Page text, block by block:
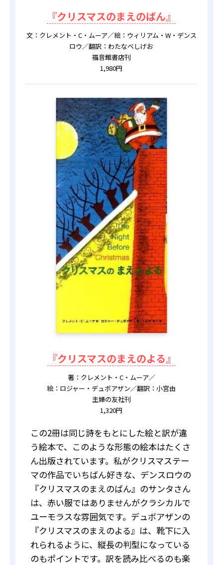
『クリスマスのまえのばん』
文：クレメント・C・ムーア／絵：ウィリアム・W・デンス
ロウ／翻訳：わたなべしげお
福音館書店刊
1,980円
『クリスマスのまえのよる』
著：クレメント・C・ムーア／
絵：ロジャー・デュボアザン／翻訳：小宮由
主婦の友社刊
1,320円
この2冊は同じ詩をもとにした絵と訳が違
う絵本で、このような形態の絵本はたくさ
ん出版されています。私がクリスマステー
マの作品でいちばん好きな、デンスロウの
『クリスマスのまえのばん』のサンタさん
は、赤い服ではありませんがクラシカルで
ユーモラスな雰囲気です。デュボアザンの
『クリスマスのまえのよる』は、靴下に入
れられるように、縦長の判型になっている
のもポイントです。訳を読み比べるのも楽